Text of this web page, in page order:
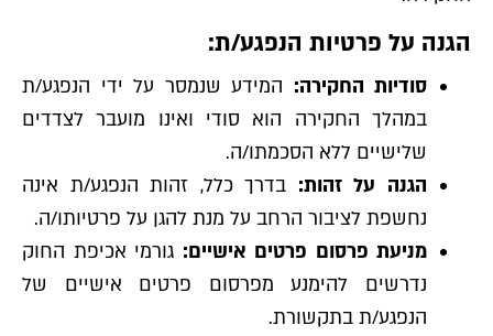
הגנה על פרטיות הנפגע/ת:
סודיות החקירה: המידע שנמסר על ידי הנפגע/ת
במהלך החקירה הוא סודי ואינו מועבר לצדדים
שלישיים ללא הסכמתו/ה.
הגנה על זהות: בדרך כלל, זהות הנפגע/ת אינה
נחשפת לציבור הרחב על מנת להגן על פרטיותו/ה.
מניעת פרסום פרטים אישיים: גורמי אכיפת החוק
נדרשים להימנע מפרסום פרטים אישיים של
הנפגע/ת בתקשורת.